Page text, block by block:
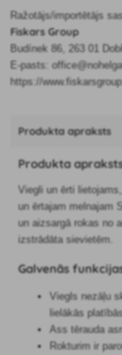
Ražotājs/importētājs
Fiskars Group
Budínek 86, 263 01
E-pasts:
https://
Produkta apraksts
Produkta
Viegli un ērti
un ērtajam melnajam
un aizsargā rokas no
izstrādāta sievietēm.
Galvenās
Viegls nezāļu
lielākās
Ass tērauda
Rokturim ir